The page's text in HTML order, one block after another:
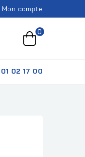
Mon compte
0
02 17 00